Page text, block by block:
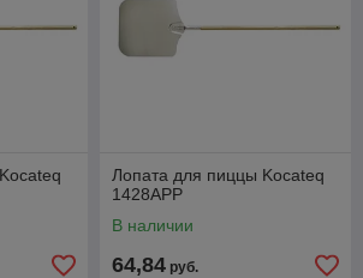
Лопата для пиццы Kocateq
1428APP
В наличии
64,84 руб.